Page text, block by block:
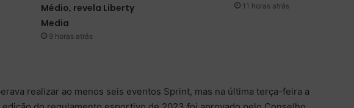
Médio, revela Liberty
Media
9 horas atrás
11 horas atrás
realizar ao menos seis eventos Sprint, mas na última terça-feira a